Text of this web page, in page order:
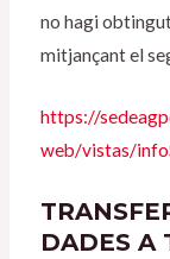
no hagi
mitjançant el
https://
web/vistas/
DADES A